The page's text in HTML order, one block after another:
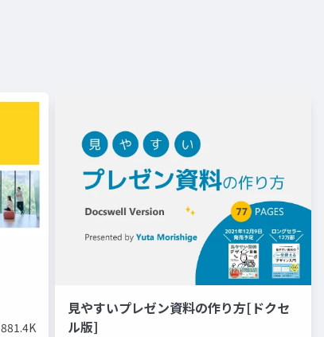
881.4K
見やすいプレゼン資料の作り方[ドクセ
ル版]